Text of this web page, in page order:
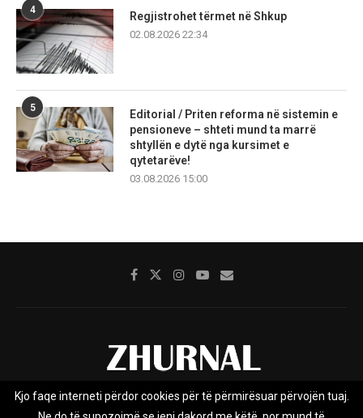
4
Regjistrohet tërmet në Shkup
02.08.2026 22:34
5
Editorial / Priten reforma në sistemin e
pensioneve – shteti mund ta marrë
shtyllën e dytë nga kursimet e
qytetarëve!
03.08.2026 15:00
Rreth nesh Impresumi Marketing
Kjo faqe interneti përdor cookies për të përmirësuar përvojën tuaj.